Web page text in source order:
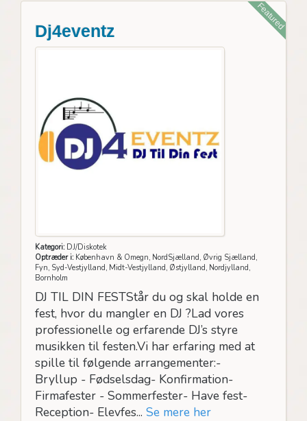
Featured
Dj4eventz
Kategori:DJ/Diskotek
Optræder i:København & Omegn, NordSjælland, Øvrig Sjælland,
Fyn, Syd-Vestjylland, Midt-Vestjylland, Østjylland, Nordjylland,
Bornholm
DJ TIL DIN FESTStår du og skal holde en
fest, hvor du mangler en DJ ?Lad vores
professionelle og erfarende DJ’s styre
musikken til festen.Vi har erfaring med at
spille til følgende arrangementer:-
Bryllup - Fødselsdag- Konfirmation-
Firmafester - Sommerfester- Have fest-
Reception- Elevfes... Se mere her